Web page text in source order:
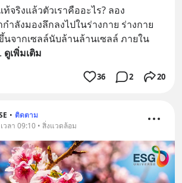
จริงแล้วตัวเราคืออะไร? ลอง
ำลังมองลึกลงไปในร่างกาย ร่างกาย
นจากเซลล์นับล้านล้านเซลล์ ภายใน
ดูเพิ่มเติม
36 2 20
• ติดตาม
วลา 09:10 • สิ่งแวดล้อม